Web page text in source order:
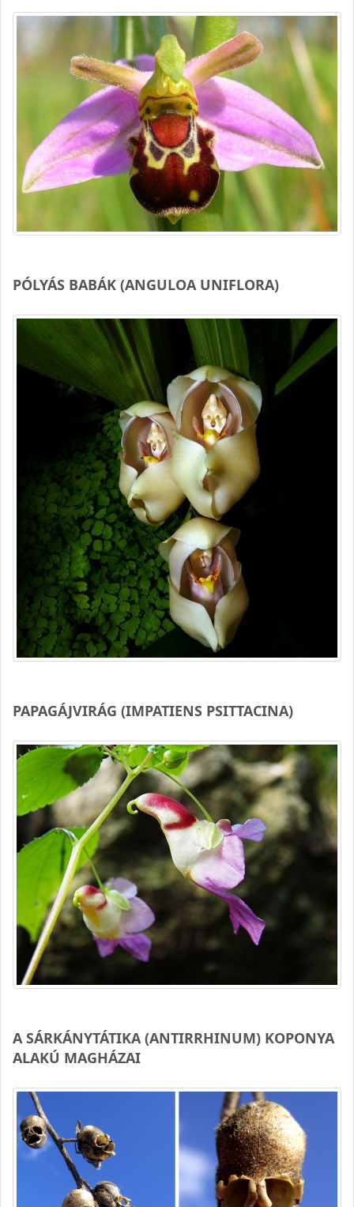
PÓLYÁS BABÁK (ANGULOA UNIFLORA)
PAPAGÁJVIRÁG (IMPATIENS PSITTACINA)
A SÁRKÁNYTÁTIKA (ANTIRRHINUM) KOPONYA
ALAKÚ MAGHÁZAI